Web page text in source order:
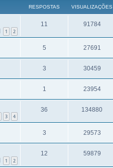
RESPOSTAS VISUALIZAÇÕES
1 2
11 91784
5 27691
3 30459
1 23954
3 4
36 134880
3 29573
1 2
12 59879